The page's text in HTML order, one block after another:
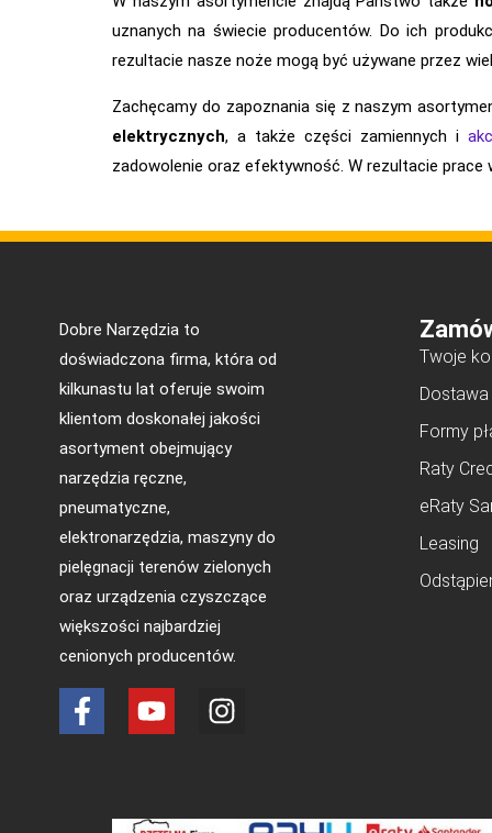
uznanych na świecie producentów. Do ich
rezultacie nasze noże mogą być używane przez
Zachęcamy do zapoznania się z naszym
elektrycznych, a także części zamiennych i
zadowolenie oraz efektywność. W rezultacie
Dobre Narzędzia to
doświadczona firma, która od
kilkunastu lat oferuje swoim
klientom doskonałej jakości
asortyment obejmujący
narzędzia ręczne,
pneumatyczne,
elektronarzędzia, maszyny do
pielęgnacji terenów zielonych
oraz urządzenia czyszczące
większości najbardziej
cenionych producentów.
Twoje
Dostawa
Formy
Raty
eRaty
Leasing